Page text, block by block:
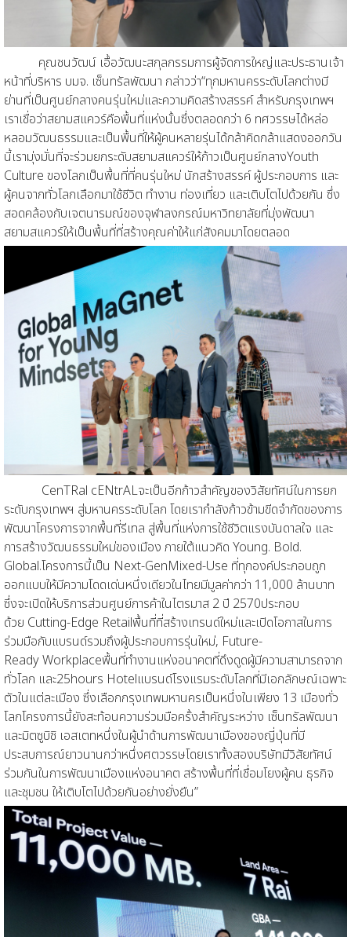
คุณชนวัฒน์ เอื้อวัฒนะสกุลกรรมการผู้จัดการใหญ่และประธานเจ้า
หน้าที่บริหาร บมจ. เซ็นทรัลพัฒนา กล่าวว่า“ทุกมหานครระดับโลกต่างมี
ย่านที่เป็นศูนย์กลางคนรุ่นใหม่และความคิดสร้างสรรค์ สำหรับกรุงเทพฯ
เราเชื่อว่าสยามสแควร์คือพื้นที่แห่งนั้นซึ่งตลอดกว่า 6 ทศวรรษได้หล่อ
หลอมวัฒนธรรมและเป็นพื้นที่ให้ผู้คนหลายรุ่นได้กล้าคิดกล้าแสดงออกวัน
นี้เรามุ่งมั่นที่จะร่วมยกระดับสยามสแควร์ให้ก้าวเป็นศูนย์กลางYouth
Culture ของโลกเป็นพื้นที่ที่คนรุ่นใหม่ นักสร้างสรรค์ ผู้ประกอบการ และ
ผู้คนจากทั่วโลกเลือกมาใช้ชีวิต ทำงาน ท่องเที่ยว และเติบโตไปด้วยกัน ซึ่ง
สอดคล้องกับเจตนารมณ์ของจุฬาลงกรณ์มหาวิทยาลัยที่มุ่งพัฒนา
สยามสแควร์ให้เป็นพื้นที่ที่สร้างคุณค่าให้แก่สังคมมาโดยตลอด
CenTRal cENtrALจะเป็นอีกก้าวสำคัญของวิสัยทัศน์ในการยก
ระดับกรุงเทพฯ สู่มหานครระดับโลก โดยเรากำลังก้าวข้ามขีดจำกัดของการ
พัฒนาโครงการจากพื้นที่รีเทล สู่พื้นที่แห่งการใช้ชีวิตแรงบันดาลใจ และ
การสร้างวัฒนธรรมใหม่ของเมือง ภายใต้แนวคิด Young. Bold.
Global.โครงการนี้เป็น Next-GenMixed-Use ที่ทุกองค์ประกอบถูก
ออกแบบให้มีความโดดเด่นหนึ่งเดียวในไทยมีมูลค่ากว่า 11,000 ล้านบาท
ซึ่งจะเปิดให้บริการส่วนศูนย์การค้าในไตรมาส 2 ปี 2570ประกอบ
ด้วย Cutting-Edge Retailพื้นที่ที่สร้างเทรนด์ใหม่และเปิดโอกาสในการ
ร่วมมือกับแบรนด์รวมถึงผู้ประกอบการรุ่นใหม่, Future-
ReadyWorkplaceพื้นที่ทำงานแห่งอนาคตที่ดึงดูดผู้มีความสามารถจาก
ทั่วโลก และ25hours Hotelแบรนด์โรงแรมระดับโลกที่มีเอกลักษณ์เฉพาะ
ตัวในแต่ละเมือง ซึ่งเลือกกรุงเทพมหานครเป็นหนึ่งในเพียง 13 เมืองทั่ว
โลกโครงการนี้ยังสะท้อนความร่วมมือครั้งสำคัญระหว่าง เซ็นทรัลพัฒนา
และมิตซูบิชิ เอสเตทหนึ่งในผู้นำด้านการพัฒนาเมืองของญี่ปุ่นที่มี
ประสบการณ์ยาวนานกว่าหนึ่งศตวรรษโดยเราทั้งสองบริษัทมีวิสัยทัศน์
ร่วมกันในการพัฒนาเมืองแห่งอนาคต สร้างพื้นที่ที่เชื่อมโยงผู้คน ธุรกิจ
และชุมชน ให้เติบโตไปด้วยกันอย่างยั่งยืน”